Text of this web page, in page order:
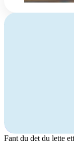
Har du
Kontakt oss
Fant du det du lette